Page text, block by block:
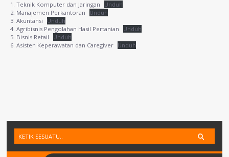
1. Teknik Komputer dan Jaringan
Unduh
2. Manajemen Perkantoran
Unduh
3. Akuntansi
Unduh
4. Agribisnis Pengolahan Hasil Pertanian
Unduh
5. Bisnis Retail
Unduh
6. Asisten Keperawatan dan Caregiver Unduh